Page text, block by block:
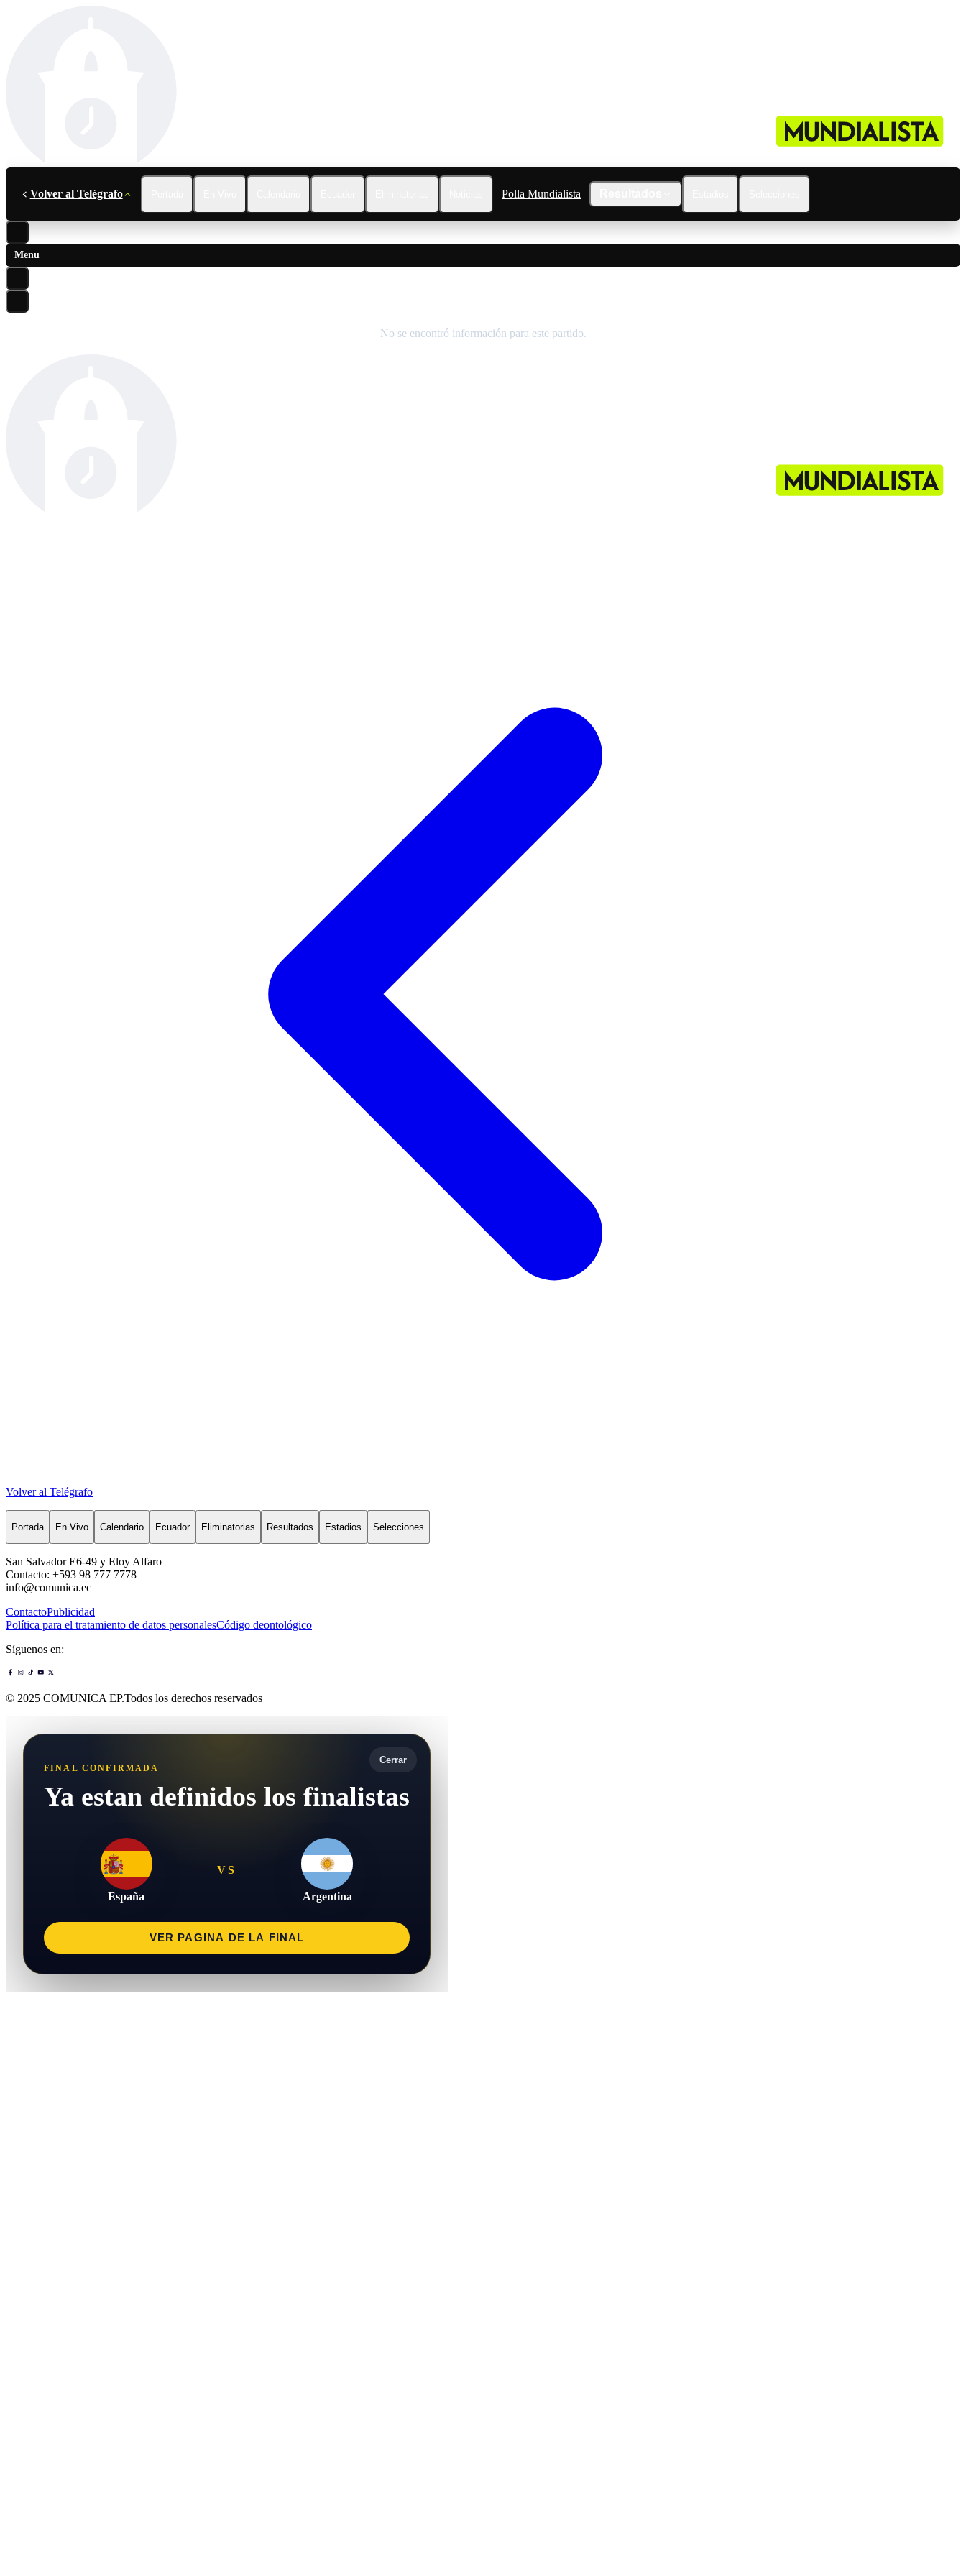
Volver al Telégrafo Polla Mundialista
Menu
No se encontró información para este partido.
Volver al Telégrafo
Portada En Vivo Calendario Ecuador Eliminatorias Resultados Estadios Selecciones
San Salvador E6-49 y Eloy Alfaro
Contacto: +593 98 777 7778
info@comunica.ec
ContactoPublicidad
Política para el tratamiento de datos personalesCódigo deontológico
Síguenos en:
© 2025 COMUNICA EP.Todos los derechos reservados
Cerrar
FINAL CONFIRMADA
Ya estan definidos los finalistas
España
VS
Argentina
VER PAGINA DE LA FINAL